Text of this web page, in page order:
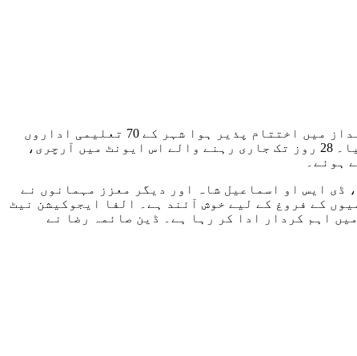
کراچی، (رپورٹ، ذیشان حسین) الفا ایجوکیشن نیٹ ورک کے زیر اہتمام آٹھواں الفا اسپورٹس فیسٹیول شاندار انداز میں اختتام پذیر ہوا شہر کے 70 تعلیمی اداروں
کے ساڑھے سات ہزار طلبہ نے 18 مختلف کھیلوں میں بھرپور حصہ لیا اور بہترین اسپورٹس مین اسپرٹ کا مظاہرہ کیا۔ 28 روز تک جاری رہنے والے اس ایونٹ میں آرچری،
ہوئے۔
ڈی ایس او اسماعیل شاہ اور دیگر معزز مہمانوں نے
کے فروغ کے لیے خوش آئند ہے۔ الفا ایجوکیشن نیٹ
اہم کردار ادا کر رہا ہے۔ ڈین صائمہ رضا نے